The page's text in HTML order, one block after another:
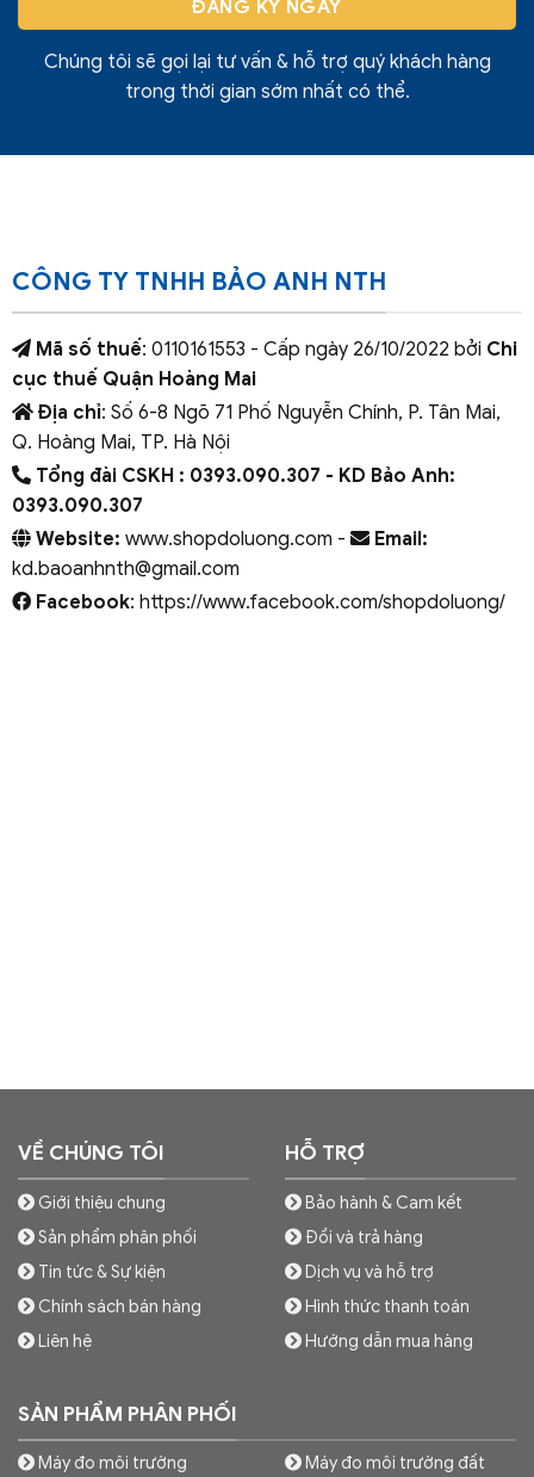
Chúng tôi sẽ gọi lại tư vấn & hỗ trợ quý khách hàng
trong thời gian sớm nhất có thể.
CÔNG TY TNHH BẢO ANH NTH
Mã số thuế: 0110161553 - Cấp ngày 26/10/2022 bởi Chi
cục thuế Quận Hoàng Mai
Địa chỉ: Số 6-8 Ngõ 71 Phố Nguyễn Chính, P. Tân Mai,
Q. Hoàng Mai, TP. Hà Nội
Tổng đài CSKH : 0393.090.307 - KD Bảo Anh:
0393.090.307
Website: www.shopdoluong.com -
Email:
kd.baoanhnth@gmail.com
Facebook: https://www.facebook.com/shopdoluong/
VỀ CHÚNG TÔI
Giới thiệu chung
Sản phẩm phân phối
Tin tức & Sự kiện
Chính sách bán hàng
Liên hệ
HỖ TRỢ
Bảo hành & Cam kết
Đổi và trả hàng
Dịch vụ và hỗ trợ
Hình thức thanh toán
Hướng dẫn mua hàng
SẢN PHẨM PHÂN PHỐI
Máy đo môi trường Máy đo môi trường đất